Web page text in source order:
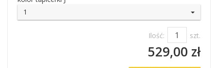
1
Ilość: szt.
529,00 zł